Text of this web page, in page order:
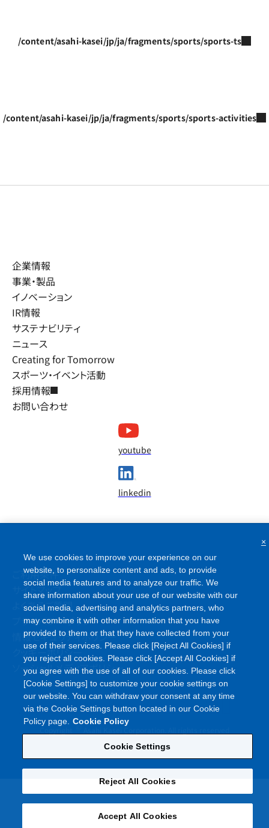
/content/asahi-kasei/jp/ja/fragments/sports/sports-ts
/content/asahi-kasei/jp/ja/fragments/sports/sports-activities
企業情報
事業・製品
イノベーション
IR情報
サステナビリティ
ニュース
Creating for Tomorrow
スポーツ・イベント活動
採用情報
お問い合わせ
youtube
linkedin
ご利用条件
サイトマップ
よくあるご質問
プライバシーポリシー
情報セキュリティポリシー
クッキーポリシー
ソーシャルメディアポリシー
©
We use cookies to improve your experience on our
website, to personalize content and ads, to provide
social media features and to analyze our traffic. We
share information about your use of our website with our
social media, advertising and analytics partners, who
may combine it with other information that you have
provided to them or that they have collected from your
use of their services. Please click [Reject All Cookies] if
you reject all cookies. Please click [Accept All Cookies] if
you agree with the use of all of our cookies. Please click
[Cookie Settings] to customize your cookie settings on
our website. You can withdraw your consent at any time
via the Cookie Settings button located in our Cookie
Policy page. Cookie Policy
Cookie Settings
Reject All Cookies
Accept All Cookies
×